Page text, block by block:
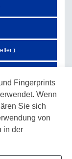
Fingerprints
Wenn
Sie sich
von
in der
)
)
)